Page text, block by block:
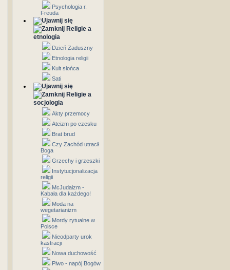
Psychologia r.
Freuda
Religie a
etnologia
Dzień Zaduszny
Etnologia religii
Kult słońca
Sati
Religie a
socjologia
Akty przemocy
Ateizm po czesku
Brat brud
Czy Zachód utracił
Boga
Grzechy i grzeszki
Instytucjonalizacja
religii
McJudaizm -
Kabała dla każdego!
Moda na
wegetarianizm
Mordy rytualne w
Polsce
Nieodparty urok
kastracji
Nowa duchowość
Piwo - napój Bogów